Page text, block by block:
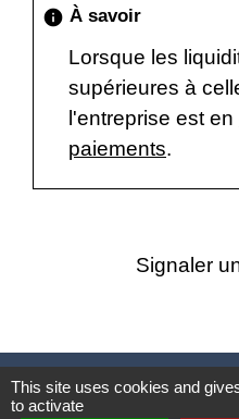
info À savoir
Lorsque les
supérieures à
l'entreprise est en
paiements.
Signaler
Nous
This site uses cookies and
to activate